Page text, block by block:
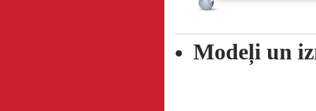
Modeļi un